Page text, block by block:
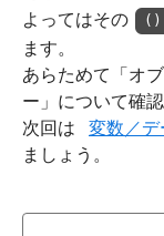
よってはその
()
ます。
あらためて「オ
ー」について確
次回は
変数／デ
ましょう。